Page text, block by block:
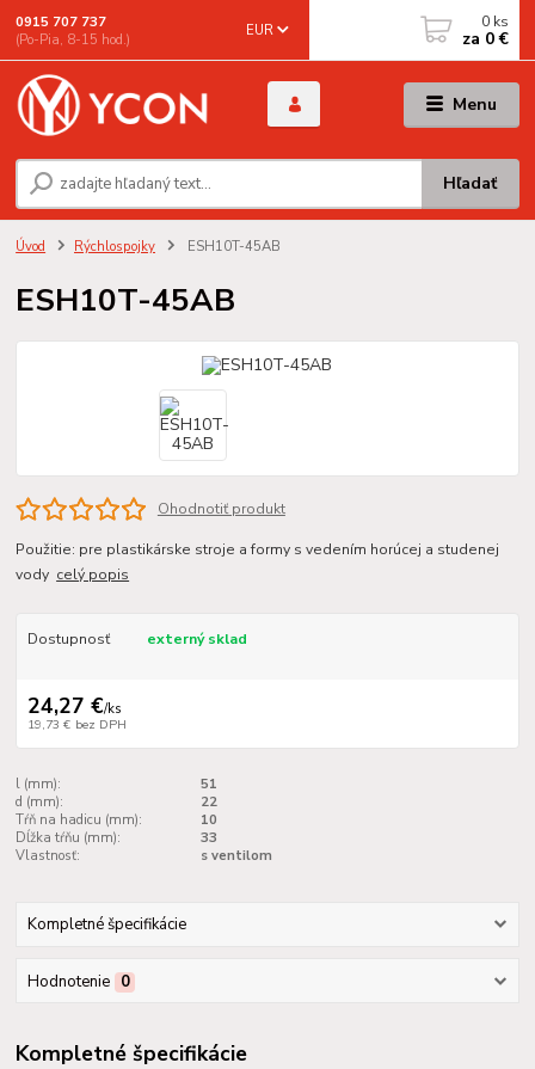
Menu
EUR
Hľadať
0915 707 737
(Po-Pia, 8-15 hod.)
0 ks
za 0 €
Úvod Rýchlospojky ESH10T-45AB
ESH10T-45AB
Ohodnotiť produkt
Použitie: pre plastikárske stroje a formy s vedením horúcej a studenej
vody celý popis
Dostupnosť externý sklad
24,27 €/ks
19,73 € bez DPH
l (mm):
51
d (mm):
22
Tŕň na hadicu (mm):
10
Dĺžka tŕňu (mm):
33
Vlastnosť:
s ventilom
Kompletné špecifikácie
Hodnotenie 0
Kompletné špecifikácie